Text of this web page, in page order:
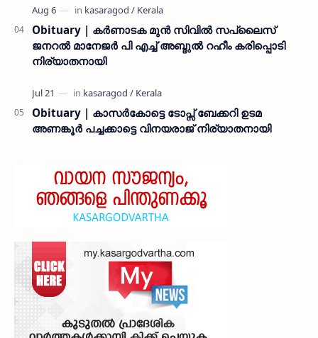
Obituary | കർണാടക മുൻ സിവില്‍ സപ്ലൈസ്
ജനറൽ മാനേജർ പി എച്ച് അബ്ദുൽ റഹീം കരിപ്പൊടി
നിര്യാതനായി
Obituary | കാസർകോട്ടെ ടോപ്സ് ബേക്കറി ഉടമ
അണങ്കൂർ പച്ചക്കാട്ടെ വിനയരാജ് നിര്യാതനായി